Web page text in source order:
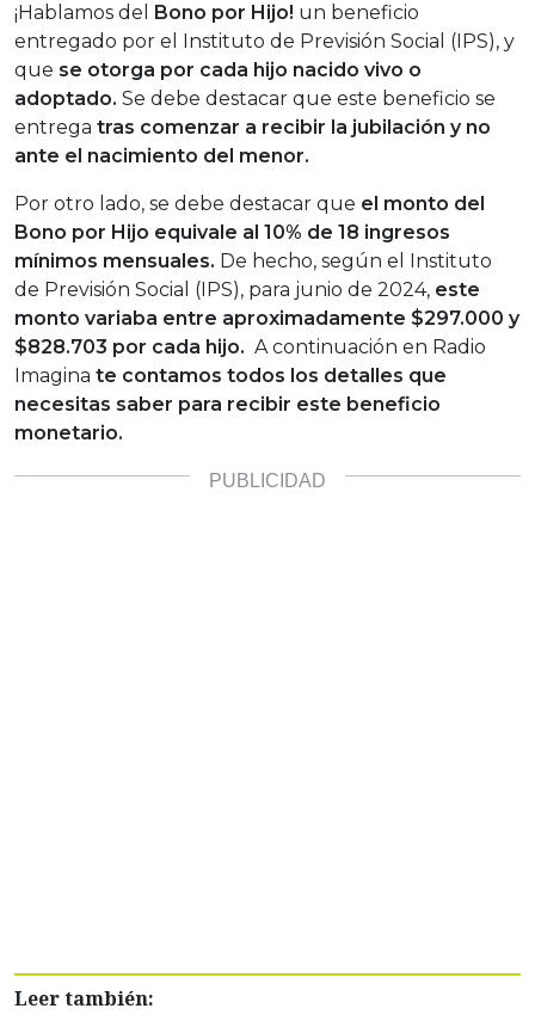
¡Hablamos del
Bono por Hijo! un beneficio
entregado por el Instituto de Previsión Social (IPS), y
que se otorga por cada hijo nacido vivo o
adoptado. Se debe destacar que este beneficio se
entrega tras comenzar a recibir la jubilación y no
ante el nacimiento del menor.
Por otro lado, se debe destacar que el monto del
Bono por Hijo equivale al 10% de 18 ingresos
mínimos mensuales. De hecho, según el Instituto
de Previsión Social (IPS), para junio de 2024, este
monto variaba entre aproximadamente $297.000 y
$828.703 por cada hijo. A continuación en Radio
Imagina te contamos todos los detalles que
necesitas saber para recibir este beneficio
monetario.
Leer también: